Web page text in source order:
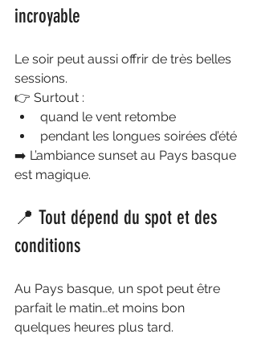
incroyable
Le soir peut aussi offrir de très belles
sessions.
👉 Surtout :
quand le vent retombe
pendant les longues soirées d’été
➡️ L’ambiance sunset au Pays basque
est magique.
📍 Tout dépend du spot et des
conditions
Au Pays basque, un spot peut être
parfait le matin…et moins bon
quelques heures plus tard.